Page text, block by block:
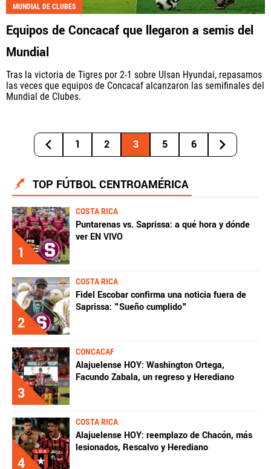
MUNDIAL DE CLUBES
Equipos de Concacaf que llegaron a semis del
Mundial
Tras la victoria de Tigres por 2-1 sobre Ulsan Hyundai, repasamos
las veces que equipos de Concacaf alcanzaron las semifinales del
Mundial de Clubes.
1 2 3 5 6
TOP FÚTBOL CENTROAMÉRICA
1
COSTA RICA
Puntarenas vs. Saprissa: a qué hora y dónde
ver EN VIVO
2
COSTA RICA
Fidel Escobar confirma una noticia fuera de
Saprissa: "Sueño cumplido"
3
CONCACAF
Alajuelense HOY: Washington Ortega,
Facundo Zabala, un regreso y Herediano
4
COSTA RICA
Alajuelense HOY: reemplazo de Chacón, más
lesionados, Rescalvo y Herediano